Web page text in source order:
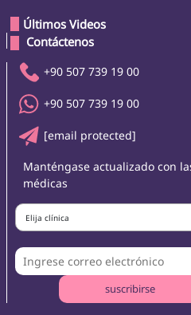
Últimos Videos
Contáctenos
+90 507 739 19 00
+90 507 739 19 00
[email protected]
Manténgase actualizado con
médicas
Elija clínica
suscribirse